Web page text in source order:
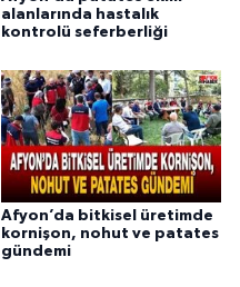
alanlarında hastalık
kontrolü seferberliği
Afyon’da bitkisel üretimde
kornişon, nohut ve patates
gündemi